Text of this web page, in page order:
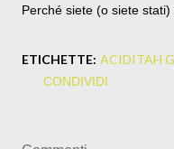
Perché siete (o siete stati)
ETICHETTE: ACIDITAH
CONDIVIDI